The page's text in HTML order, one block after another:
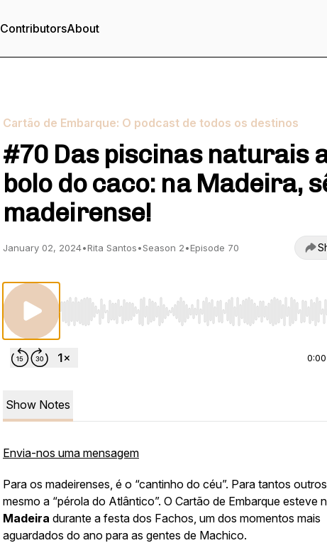
ContributorsAbout
Cartão de Embarque: O podcast de todos os destinos
#70 Das piscinas naturais
bolo do caco: na Madeira,
madeirense!
January 02, 2024•Rita Santos•Season 2•Episode 70
Use Left/Right to seek, Home/End to jump to start
0:00
Show Notes
Envia-nos uma mensagem
Para os madeirenses, é o “cantinho do céu”. Para tantos
mesmo a “pérola do Atlântico”. O Cartão de Embarque esteve
Madeira durante a festa dos Fachos, um dos momentos mais
aguardados do ano para as gentes de Machico.